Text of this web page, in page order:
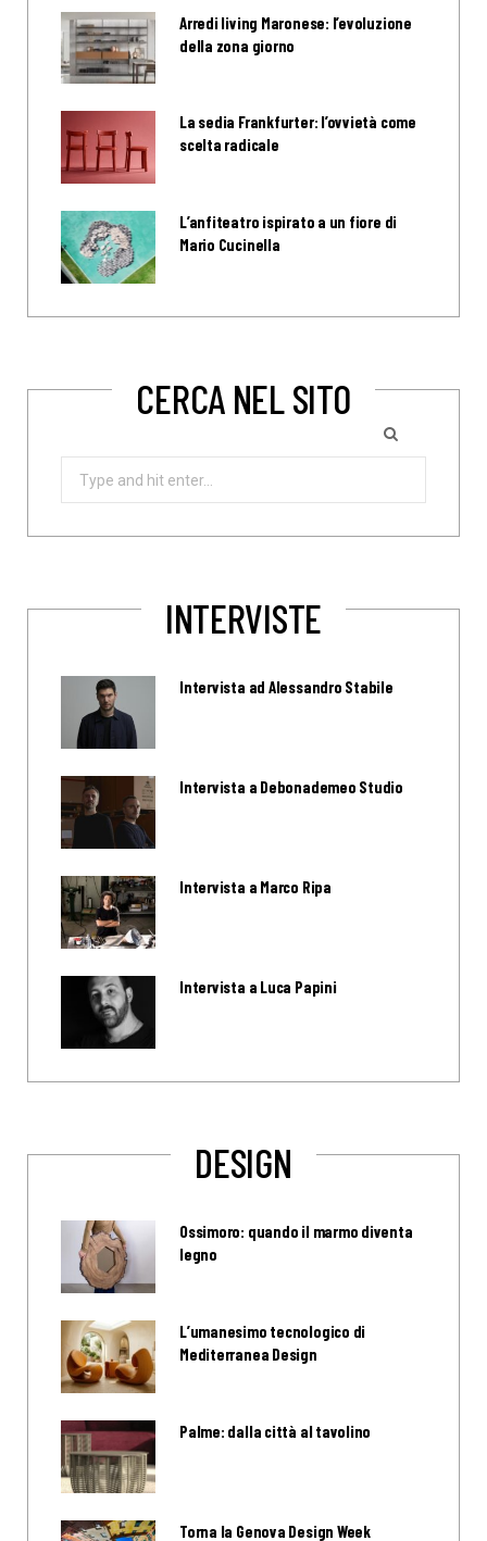
Arredi living Maronese: l’evoluzione
della zona giorno
La sedia Frankfurter: l’ovvietà come
scelta radicale
L’anfiteatro ispirato a un fiore di
Mario Cucinella
CERCA NEL SITO
INTERVISTE
Intervista ad Alessandro Stabile
Intervista a Debonademeo Studio
Intervista a Marco Ripa
Intervista a Luca Papini
DESIGN
Ossimoro: quando il marmo diventa
legno
L’umanesimo tecnologico di
Mediterranea Design
Palme: dalla città al tavolino
Torna la Genova Design Week